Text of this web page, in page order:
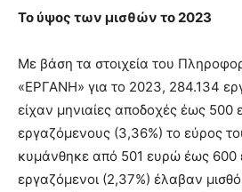
Το ύψος των μισθών το 2023
Με βάση τα στοιχεία του
«ΕΡΓΑΝΗ» για το 2023, 284.134
είχαν μηνιαίες αποδοχές έως 500
εργαζόμενους (3,36%) το εύρος
κυμάνθηκε από 501 ευρώ έως 600
εργαζόμενοι (2,37%) έλαβαν